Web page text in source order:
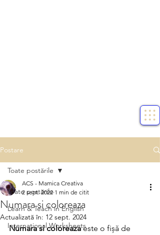
Postare
Toate postările
Learn & Teach in English
International Worksheets
Toate postările
Numara si coloreaza
ACS - Mamica Creativa
2 sept. 2022 1 min de citit
Actualizată în: 12 sept. 2024
Numara si coloreaza este o fișă de